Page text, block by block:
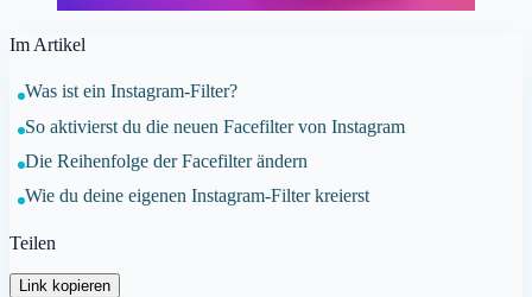
Im Artikel
Was ist ein Instagram-Filter?
So aktivierst du die neuen Facefilter von Instagram
Die Reihenfolge der Facefilter ändern
Wie du deine eigenen Instagram-Filter kreierst
Teilen
Link kopieren